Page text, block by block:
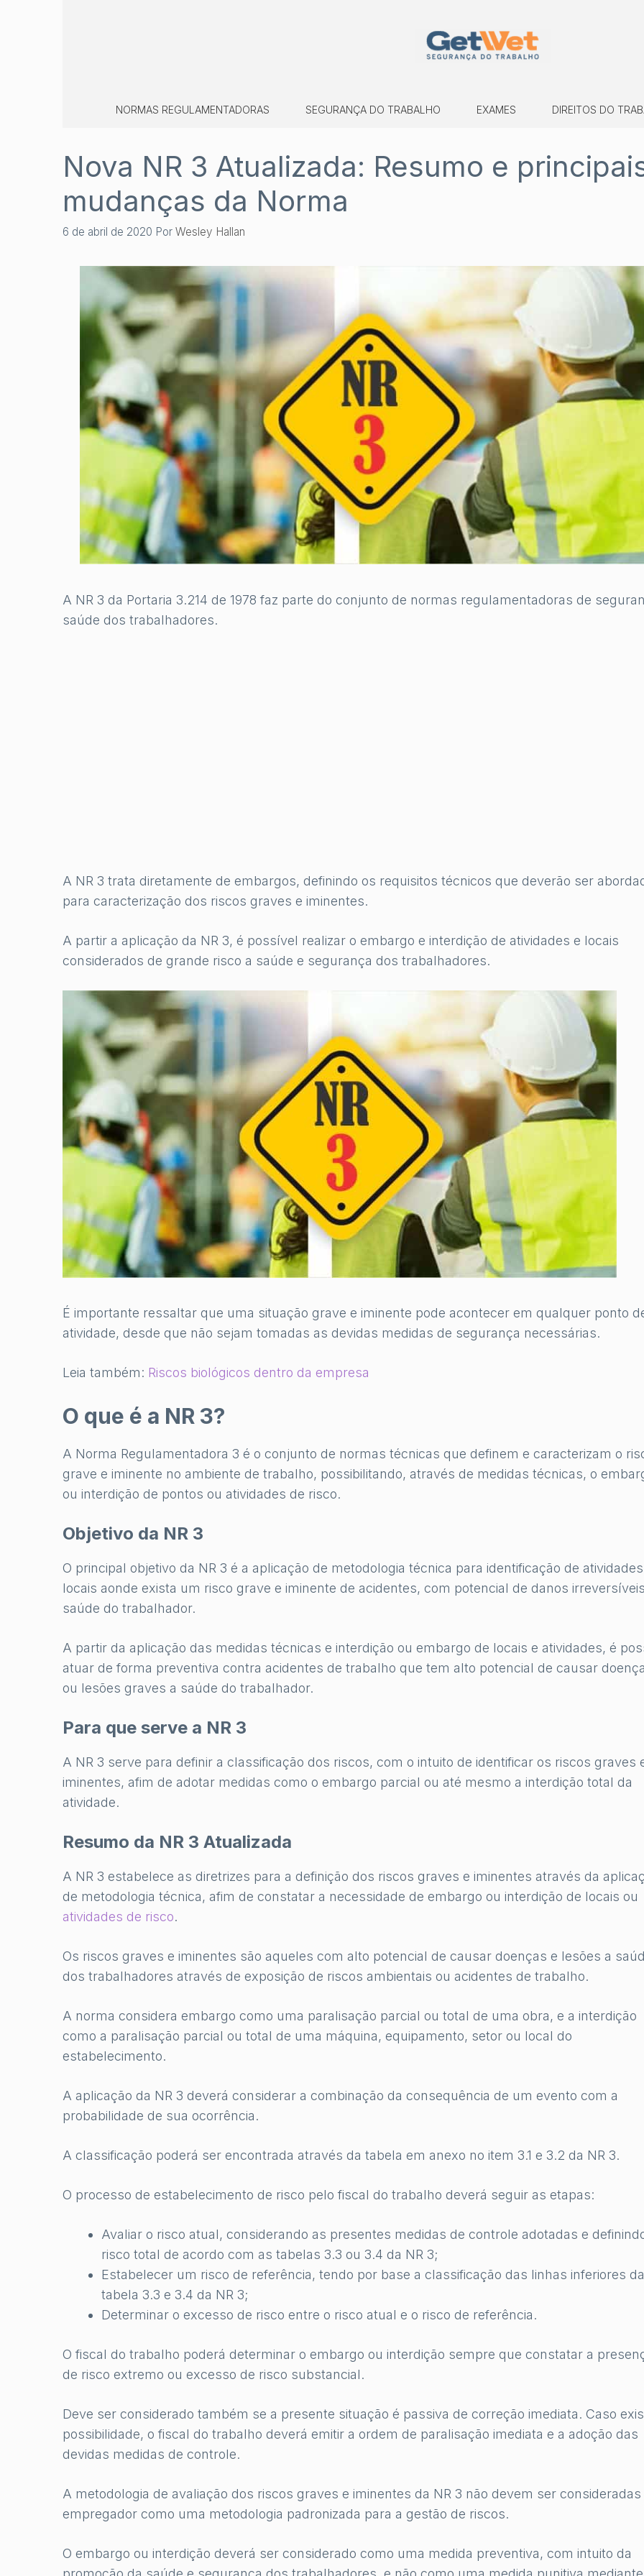
NORMAS REGULAMENTADORAS SEGURANÇA DO TRABALHO EXAMES DIREITOS DO
Nova NR 3 Atualizada: Resumo e
mudanças da Norma
6 de abril de 2020 Por Wesley Hallan
A NR 3 da Portaria 3.214 de 1978 faz parte do conjunto de normas regulamentadoras de
saúde dos trabalhadores.
A NR 3 trata diretamente de embargos, definindo os requisitos técnicos que deverão ser
para caracterização dos riscos graves e iminentes.
A partir a aplicação da NR 3, é possível realizar o embargo e interdição de atividades e locais
considerados de grande risco a saúde e segurança dos trabalhadores.
É importante ressaltar que uma situação grave e iminente pode acontecer em qualquer ponto
atividade, desde que não sejam tomadas as devidas medidas de segurança necessárias.
Leia também: Riscos biológicos dentro da empresa
O que é a NR 3?
A Norma Regulamentadora 3 é o conjunto de normas técnicas que definem e caracterizam o
grave e iminente no ambiente de trabalho, possibilitando, através de medidas técnicas, o
ou interdição de pontos ou atividades de risco.
Objetivo da NR 3
O principal objetivo da NR 3 é a aplicação de metodologia técnica para identificação de
locais aonde exista um risco grave e iminente de acidentes, com potencial de danos
saúde do trabalhador.
A partir da aplicação das medidas técnicas e interdição ou embargo de locais e atividades, é
atuar de forma preventiva contra acidentes de trabalho que tem alto potencial de causar
ou lesões graves a saúde do trabalhador.
Para que serve a NR 3
A NR 3 serve para definir a classificação dos riscos, com o intuito de identificar os riscos graves
iminentes, afim de adotar medidas como o embargo parcial ou até mesmo a interdição total da
atividade.
Resumo da NR 3 Atualizada
A NR 3 estabelece as diretrizes para a definição dos riscos graves e iminentes através da
de metodologia técnica, afim de constatar a necessidade de embargo ou interdição de locais ou
atividades de risco.
Os riscos graves e iminentes são aqueles com alto potencial de causar doenças e lesões a
dos trabalhadores através de exposição de riscos ambientais ou acidentes de trabalho.
A norma considera embargo como uma paralisação parcial ou total de uma obra, e a interdição
como a paralisação parcial ou total de uma máquina, equipamento, setor ou local do
estabelecimento.
A aplicação da NR 3 deverá considerar a combinação da consequência de um evento com a
probabilidade de sua ocorrência.
A classificação poderá ser encontrada através da tabela em anexo no item 3.1 e 3.2 da NR 3.
O processo de estabelecimento de risco pelo fiscal do trabalho deverá seguir as etapas:
Avaliar o risco atual, considerando as presentes medidas de controle adotadas e
risco total de acordo com as tabelas 3.3 ou 3.4 da NR 3;
Estabelecer um risco de referência, tendo por base a classificação das linhas inferiores da
tabela 3.3 e 3.4 da NR 3;
Determinar o excesso de risco entre o risco atual e o risco de referência.
O fiscal do trabalho poderá determinar o embargo ou interdição sempre que constatar a
de risco extremo ou excesso de risco substancial.
Deve ser considerado também se a presente situação é passiva de correção imediata. Caso
possibilidade, o fiscal do trabalho deverá emitir a ordem de paralisação imediata e a adoção das
devidas medidas de controle.
A metodologia de avaliação dos riscos graves e iminentes da NR 3 não devem ser consideradas
empregador como uma metodologia padronizada para a gestão de riscos.
O embargo ou interdição deverá ser considerado como uma medida preventiva, com intuito da